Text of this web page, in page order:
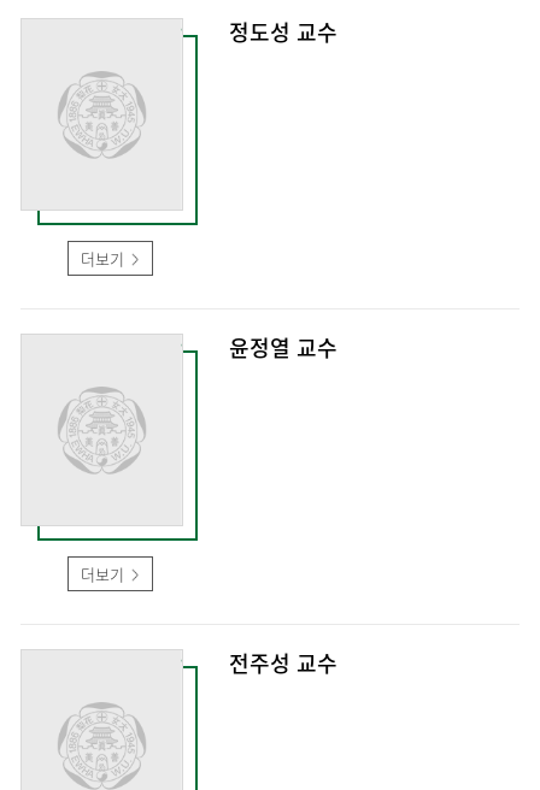
더보기
정도성 교수
더보기
윤정열 교수
전주성 교수